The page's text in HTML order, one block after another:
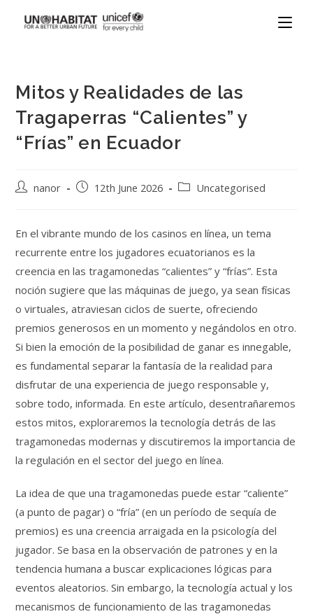
Mitos y Realidades de las
Tragaperras “Calientes” y
“Frías” en Ecuador
nanor 12th June 2026 Uncategorised
En el vibrante mundo de los casinos en línea, un tema
recurrente entre los jugadores ecuatorianos es la
creencia en las tragamonedas “calientes” y “frías”. Esta
noción sugiere que las máquinas de juego, ya sean físicas
o virtuales, atraviesan ciclos de suerte, ofreciendo
premios generosos en un momento y negándolos en otro.
Si bien la emoción de la posibilidad de ganar es innegable,
es fundamental separar la fantasía de la realidad para
disfrutar de una experiencia de juego responsable y,
sobre todo, informada. En este artículo, desentrañaremos
estos mitos, exploraremos la tecnología detrás de las
tragamonedas modernas y discutiremos la importancia de
la regulación en el sector del juego en línea.
La idea de que una tragamonedas puede estar “caliente”
(a punto de pagar) o “fría” (en un período de sequía de
premios) es una creencia arraigada en la psicología del
jugador. Se basa en la observación de patrones y en la
tendencia humana a buscar explicaciones lógicas para
eventos aleatorios. Sin embargo, la tecnología actual y los
mecanismos de funcionamiento de las tragamonedas